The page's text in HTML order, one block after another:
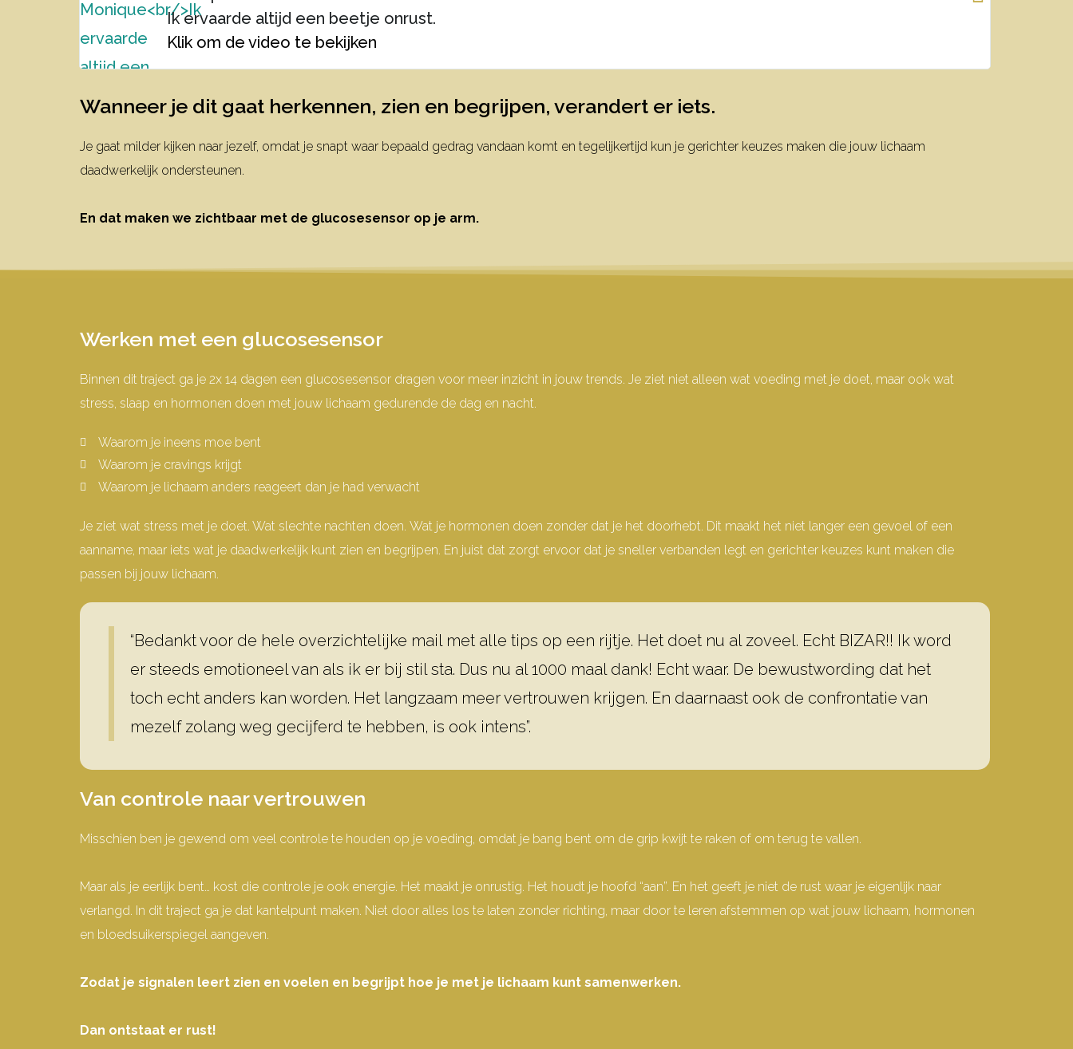
Ik ervaarde altijd een beetje onrust.
Klik om de video te bekijken
Wanneer je dit gaat herkennen, zien en begrijpen, verandert er iets.
Je gaat milder kijken naar jezelf, omdat je snapt waar bepaald gedrag vandaan komt en tegelijkertijd kun je gerichter keuzes maken die jouw lichaam
daadwerkelijk ondersteunen.
En dat maken we zichtbaar met de glucosesensor op je arm.
Werken met een glucosesensor
Binnen dit traject ga je 2x 14 dagen een glucosesensor dragen voor meer inzicht in jouw trends. Je ziet niet alleen wat voeding met je doet, maar ook wat
stress, slaap en hormonen doen met jouw lichaam gedurende de dag en nacht.
Waarom je ineens moe bent
Waarom je cravings krijgt
Waarom je lichaam anders reageert dan je had verwacht
Je ziet wat stress met je doet. Wat slechte nachten doen. Wat je hormonen doen zonder dat je het doorhebt. Dit maakt het niet langer een gevoel of een
aanname, maar iets wat je daadwerkelijk kunt zien en begrijpen. En juist dat zorgt ervoor dat je sneller verbanden legt en gerichter keuzes kunt maken die
passen bij jouw lichaam.
“Bedankt voor de hele overzichtelijke mail met alle tips op een rijtje. Het doet nu al zoveel. Echt BIZAR!! Ik word
er steeds emotioneel van als ik er bij stil sta. Dus nu al 1000 maal dank! Echt waar. De bewustwording dat het
toch echt anders kan worden. Het langzaam meer vertrouwen krijgen. En daarnaast ook de confrontatie van
mezelf zolang weg gecijferd te hebben, is ook intens”.
Van controle naar vertrouwen
Misschien ben je gewend om veel controle te houden op je voeding, omdat je bang bent om de grip kwijt te raken of om terug te vallen.
Maar als je eerlijk bent… kost die controle je ook energie. Het maakt je onrustig. Het houdt je hoofd “aan”. En het geeft je niet de rust waar je eigenlijk naar
verlangd. In dit traject ga je dat kantelpunt maken. Niet door alles los te laten zonder richting, maar door te leren afstemmen op wat jouw lichaam, hormonen
en bloedsuikerspiegel aangeven.
Zodat je signalen leert zien en voelen en begrijpt hoe je met je lichaam kunt samenwerken.
Dan ontstaat er rust!